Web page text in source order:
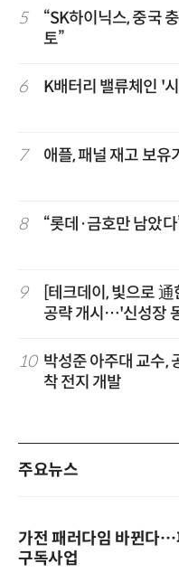
5
“SK하이닉스, 중국
토”
6 K배터리 밸류체인 '
7 애플, 패널 재고 보
8 “롯데·금호만 남았
9
[테크데이, 빛으로
공략 개시…'신성장
10 박성준 아주대 교수,
착 전지 개발
주요뉴스
가전 패러다임 바뀐다…
구독사업